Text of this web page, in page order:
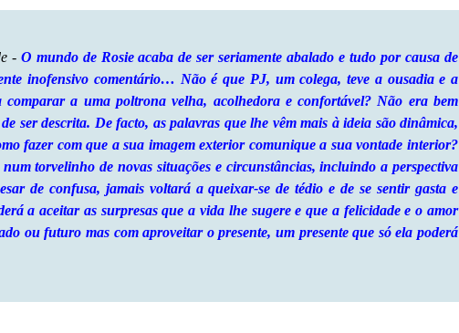
- O mundo de Rosie acaba de ser seriamente abalado e tudo por causa de
inofensivo comentário… Não é que PJ, um colega, teve a ousadia e a
comparar a uma poltrona velha, acolhedora e confortável? Não era bem
ser descrita. De facto, as palavras que lhe vêm mais à ideia são dinâmica,
fazer com que a sua imagem exterior comunique a sua vontade interior?
num torvelinho de novas situações e circunstâncias, incluindo a perspectiva
de confusa, jamais voltará a queixar-se de tédio e de se sentir gasta e
a aceitar as surpresas que a vida lhe sugere e que a felicidade e o amor
ou futuro mas com aproveitar o presente, um presente que só ela poderá